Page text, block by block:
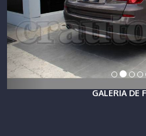
GALERIA DE